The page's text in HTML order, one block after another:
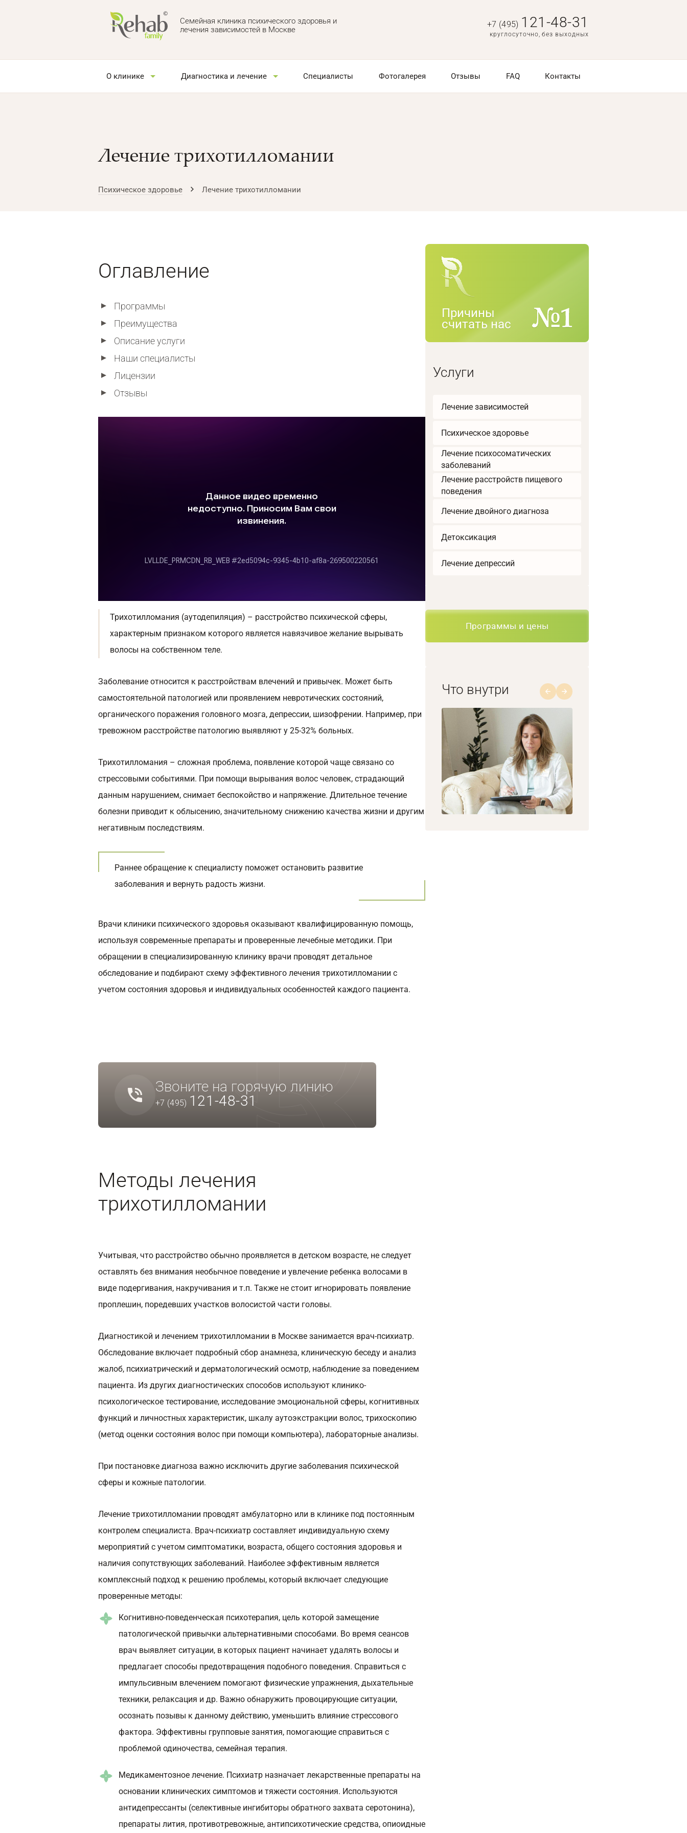
Семейная клиника психического здоровья и
лечения зависимостей в Москве
+7 (495) 121-48-31
круглосуточно, без выходных
О клинике Диагностика и лечение Специалисты Фотогалерея Отзывы FAQ Контакты
Лечение трихотилломании
Психическое здоровье Лечение трихотилломании
Оглавление
Программы
Преимущества
Описание услуги
Наши специалисты
Лицензии
Отзывы
Трихотилломания (аутодепиляция) – расстройство психической сферы,
характерным признаком которого является навязчивое желание вырывать
волосы на собственном теле.
Заболевание относится к расстройствам влечений и привычек. Может быть
самостоятельной патологией или проявлением невротических состояний,
органического поражения головного мозга, депрессии, шизофрении. Например, при
тревожном расстройстве патологию выявляют у 25-32% больных.
Трихотилломания – сложная проблема, появление которой чаще связано со
стрессовыми событиями. При помощи вырывания волос человек, страдающий
данным нарушением, снимает беспокойство и напряжение. Длительное течение
болезни приводит к облысению, значительному снижению качества жизни и другим
негативным последствиям.
Раннее обращение к специалисту поможет остановить развитие
заболевания и вернуть радость жизни.
Врачи клиники психического здоровья оказывают квалифицированную помощь,
используя современные препараты и проверенные лечебные методики. При
обращении в специализированную клинику врачи проводят детальное
обследование и подбирают схему эффективного лечения трихотилломании с
учетом состояния здоровья и индивидуальных особенностей каждого пациента.
Звоните на горячую линию
+7 (495) 121-48-31
Методы лечения
трихотилломании
Учитывая, что расстройство обычно проявляется в детском возрасте, не следует
оставлять без внимания необычное поведение и увлечение ребенка волосами в
виде подергивания, накручивания и т.п. Также не стоит игнорировать появление
проплешин, поредевших участков волосистой части головы.
Диагностикой и лечением трихотилломании в Москве занимается врач-психиатр.
Обследование включает подробный сбор анамнеза, клиническую беседу и анализ
жалоб, психиатрический и дерматологический осмотр, наблюдение за поведением
пациента. Из других диагностических способов используют клинико-
психологическое тестирование, исследование эмоциональной сферы, когнитивных
функций и личностных характеристик, шкалу аутоэкстракции волос, трихоскопию
(метод оценки состояния волос при помощи компьютера), лабораторные анализы.
При постановке диагноза важно исключить другие заболевания психической
сферы и кожные патологии.
Лечение трихотилломании проводят амбулаторно или в клинике под постоянным
контролем специалиста. Врач-психиатр составляет индивидуальную схему
мероприятий с учетом симптоматики, возраста, общего состояния здоровья и
наличия сопутствующих заболеваний. Наиболее эффективным является
комплексный подход к решению проблемы, который включает следующие
проверенные методы:
Когнитивно-поведенческая психотерапия, цель которой замещение
патологической привычки альтернативными способами. Во время сеансов
врач выявляет ситуации, в которых пациент начинает удалять волосы и
предлагает способы предотвращения подобного поведения. Справиться с
импульсивным влечением помогают физические упражнения, дыхательные
техники, релаксация и др. Важно обнаружить провоцирующие ситуации,
осознать позывы к данному действию, уменьшить влияние стрессового
фактора. Эффективны групповые занятия, помогающие справиться с
проблемой одиночества, семейная терапия.
Медикаментозное лечение. Психиатр назначает лекарственные препараты на
основании клинических симптомов и тяжести состояния. Используются
антидепрессанты (селективные ингибиторы обратного захвата серотонина),
препараты лития, противотревожные, антипсихотические средства, опиоидные
Причины
считать нас
Услуги
Лечение зависимостей
Психическое здоровье
Лечение психосоматических
заболеваний
Лечение расстройств пищевого
поведения
Лечение двойного диагноза
Детоксикация
Лечение депрессий
Программы и цены
Что внутри
1/8